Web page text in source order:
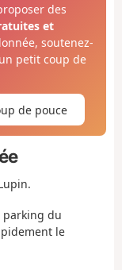
des
et
soutenez-
petit coup de
de pouce
parking du
le